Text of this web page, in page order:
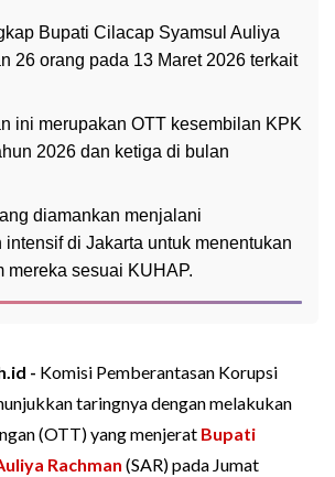
Bupati Cilacap Syamsul Auliya
26 orang pada 13 Maret 2026 terkait
ini merupakan OTT kesembilan KPK
2026 dan ketiga di bulan
diamankan menjalani
intensif di Jakarta untuk menentukan
mereka sesuai KUHAP.
- Komisi Pemberantasan Korupsi
taringnya dengan melakukan
(OTT) yang menjerat Bupati
Rachman (SAR) pada Jumat